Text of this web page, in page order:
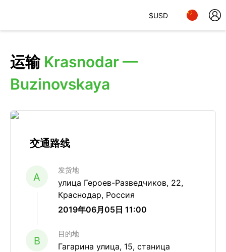
$USD
运输 Krasnodar —
Buzinovskaya
交通路线
A
发货地
улица Героев-Разведчиков, 22,
Краснодар, Россия
2019年06月05日 11:00
B
目的地
Гагарина улица, 15, станица